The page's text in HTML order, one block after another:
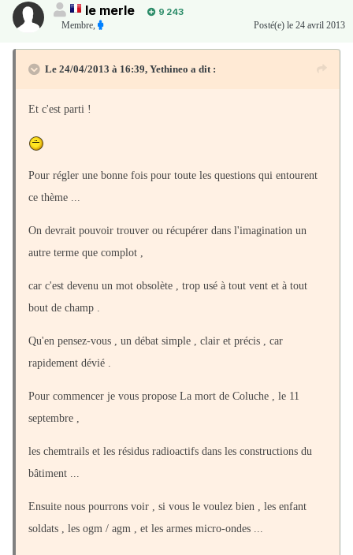
le merle
9 243
Membre, Posté(e) le 24 avril 2013
Le 24/04/2013 à 16:39, Yethineo a dit :
Et c'est parti !
Pour régler une bonne fois pour toute les questions qui entourent
ce thème ...
On devrait pouvoir trouver ou récupérer dans l'imagination un
autre terme que complot ,
car c'est devenu un mot obsolète , trop usé à tout vent et à tout
bout de champ .
Qu'en pensez-vous , un débat simple , clair et précis , car
rapidement dévié .
Pour commencer je vous propose La mort de Coluche , le 11
septembre ,
les chemtrails et les résidus radioactifs dans les constructions du
bâtiment ...
Ensuite nous pourrons voir , si vous le voulez bien , les enfant
soldats , les ogm / agm , et les armes micro-ondes ...